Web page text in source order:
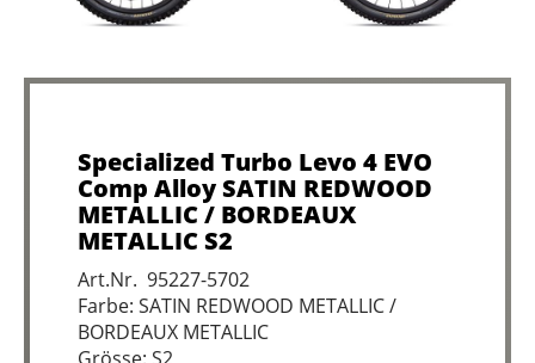
Specialized Turbo Levo 4 EVO
Comp Alloy SATIN REDWOOD
METALLIC / BORDEAUX
METALLIC S2
Art.Nr. 95227-5702
Farbe: SATIN REDWOOD METALLIC /
BORDEAUX METALLIC